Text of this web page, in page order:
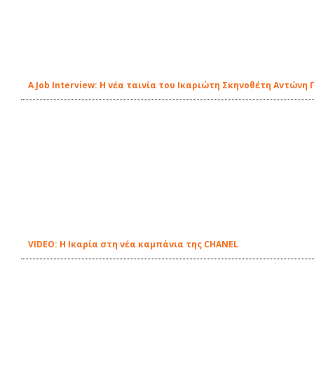
A Job Interview: Η νέα ταινία του Ικαριώτη Σκηνοθέτη
VIDEO: Η Ικαρία στη νέα καμπάνια της CHANEL